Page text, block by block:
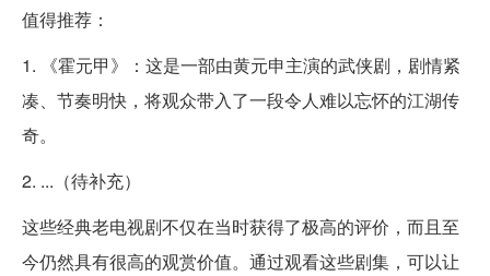
值得推荐：
1. 《霍元甲》：这是一部由黄元申主演的武侠剧，剧情紧
凑、节奏明快，将观众带入了一段令人难以忘怀的江湖传
奇。
2. ...（待补充）
这些经典老电视剧不仅在当时获得了极高的评价，而且至
今仍然具有很高的观赏价值。通过观看这些剧集，可以让